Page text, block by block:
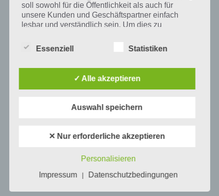
Mehr Artikel hier auf Touchportal
soll sowohl für die Öffentlichkeit als auch für
unsere Kunden und Geschäftspartner einfach
lesbar und verständlich sein. Um dies zu
Begrifflichkeiten erläutern.
unter anderem die folgenden Begriffe:
a) personenbezogene Daten
Personenbezogene Daten sind alle
Informationen, die sich auf eine identifizierte
Folgenden „betroffene Person") beziehen.
Als identifizierbar wird eine natürliche
Person angesehen, die direkt oder indirekt,
insbesondere mittels Zuordnung zu einer
Essenziell Statistiken
✓ Alle akzeptieren
Auswahl speichern
✕ Nur erforderliche akzeptieren
Personalisieren
Impressum
Datenschutzbedingungen